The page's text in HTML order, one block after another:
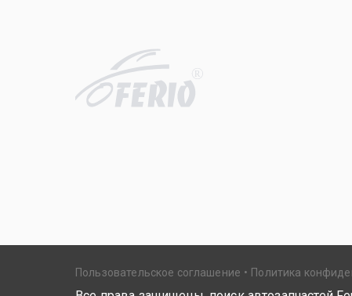
R
Пользовательское соглашение Политика